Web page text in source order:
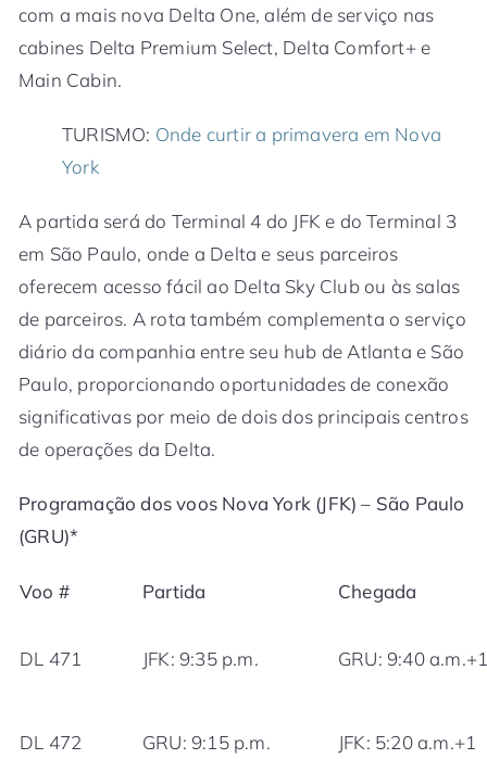
com a mais nova Delta One, além de serviço nas
cabines Delta Premium Select, Delta Comfort+ e
Main Cabin.
TURISMO: Onde curtir a primavera em Nova
York
A partida será do Terminal 4 do JFK e do Terminal 3
em São Paulo, onde a Delta e seus parceiros
oferecem acesso fácil ao Delta Sky Club ou às salas
de parceiros. A rota também complementa o serviço
diário da companhia entre seu hub de Atlanta e São
Paulo, proporcionando oportunidades de conexão
significativas por meio de dois dos principais centros
de operações da Delta.
Programação dos voos Nova York (JFK) – São Paulo
(GRU)*
Voo # Partida Chegada
DL 471 JFK: 9:35 p.m. GRU: 9:40
DL 472 GRU: 9:15 p.m. JFK: 5:20 a.m.+1